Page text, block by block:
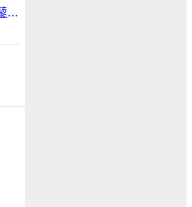
年菜推薦【金品】藜麥鮭魚三角飯糰 （一袋五入）